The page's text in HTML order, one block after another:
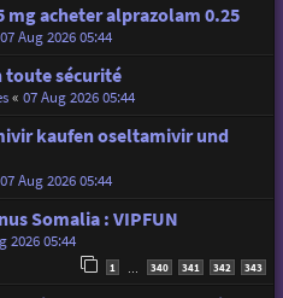
mg acheter alprazolam 0.25
07 Aug 2026 05:44
toute sécurité
« 07 Aug 2026 05:44
kaufen oseltamivir und
07 Aug 2026 05:44
Somalia : VIPFUN
2026 05:44
1 340 341 342 343